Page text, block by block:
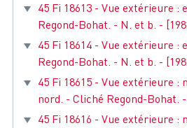
45 Fi 18613 - Vue extérieure :
Regond-Bohat. - N. et b. -
45 Fi 18614 - Vue extérieure :
Regond-Bohat. - N. et b. -
45 Fi 18615 - Vue extérieure
nord. - Cliché Regond-Bohat.
45 Fi 18616 - Vue extérieure